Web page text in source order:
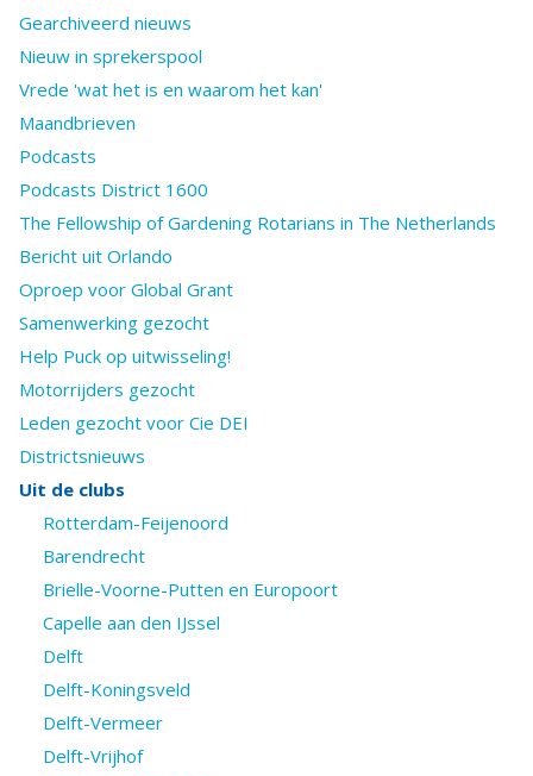
Gearchiveerd nieuws
Nieuw in sprekerspool
Vrede 'wat het is en waarom het kan'
Maandbrieven
Podcasts
Podcasts District 1600
The Fellowship of Gardening Rotarians in The Netherlands
Bericht uit Orlando
Oproep voor Global Grant
Samenwerking gezocht
Help Puck op uitwisseling!
Motorrijders gezocht
Leden gezocht voor Cie DEI
Districtsnieuws
Uit de clubs
Rotterdam-Feijenoord
Barendrecht
Brielle-Voorne-Putten en Europoort
Capelle aan den IJssel
Delft
Delft-Koningsveld
Delft-Vermeer
Delft-Vrijhof